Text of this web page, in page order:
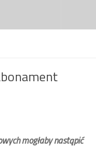
mogłaby nastąpić